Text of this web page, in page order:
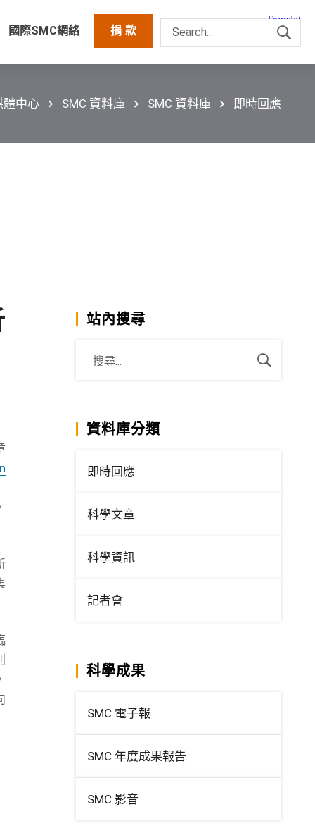
國際SMC網絡 捐 款
體中心 SMC 資料庫 SMC 資料庫 即時回應
站內搜尋
資料庫分類
即時回應
科學文章
科學資訊
記者會
科學成果
SMC 電子報
SMC 年度成果報告
SMC 影音